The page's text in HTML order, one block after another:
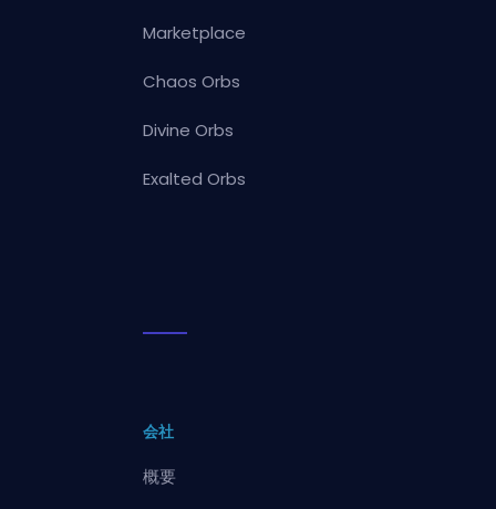
Marketplace
Chaos Orbs
Divine Orbs
Exalted Orbs
会社
概要